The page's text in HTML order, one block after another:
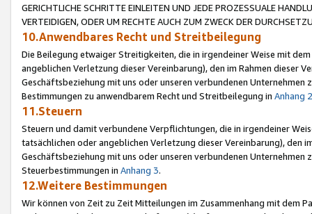
GERICHTLICHE SCHRITTE EINLEITEN UND JEDE PROZESSUALE
VERTEIDIGEN, ODER UM RECHTE AUCH ZUM ZWECK DER
10.Anwendbares Recht und Streitbeilegung
Die Beilegung etwaiger Streitigkeiten, die in irgendeiner Weise mit
angeblichen Verletzung dieser Vereinbarung), den im Rahmen dieser
Geschäftsbeziehung mit uns oder unseren verbundenen
Bestimmungen zu anwendbarem Recht und Streitbeilegung in Anhang 2
11.Steuern
Steuern und damit verbundene Verpflichtungen, die in irgendeiner
tatsächlichen oder angeblichen Verletzung dieser Vereinbarung), den
Geschäftsbeziehung mit uns oder unseren verbundenen
Steuerbestimmungen in Anhang 3.
12.Weitere Bestimmungen
Wir können von Zeit zu Zeit Mitteilungen im Zusammenhang mit dem